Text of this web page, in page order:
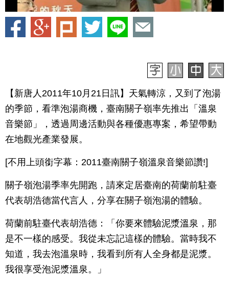
【新唐人2011年10月21日訊】天氣轉涼，又到了泡湯
的季節，看準泡湯商機，臺南關子嶺率先推出「溫泉
音樂節」，透過周邊活動與各種優惠專案，希望帶動
在地觀光產業發展。
[不用上頭銜字幕：2011臺南關子嶺溫泉音樂節讚!]
關子嶺泡湯季率先開跑，請來定居臺南的荷蘭前駐臺
代表胡浩德當代言人，分享在關子嶺泡湯的體驗。
荷蘭前駐臺代表胡浩德：「你要來體驗泥漿溫泉，那
是不一樣的感受。我從未忘記這樣的體驗。當時我不
知道，我去泡溫泉時，我看到所有人全身都是泥漿。
我很享受泡泥漿溫泉。」